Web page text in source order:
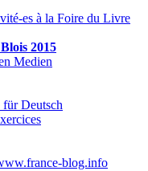
es à la Foire du Livre
2015
Medien
für Deutsch
blog.info